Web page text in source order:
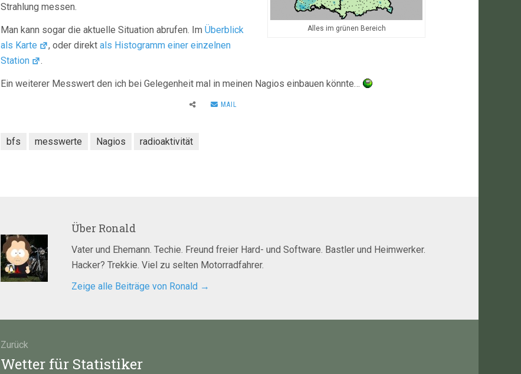
Alles im grünen Bereich
Strahlung messen.
Man kann sogar die aktuelle Situation abrufen. Im Überblick
als Karte
, oder direktals Histogramm einer einzelnen
Station
.
Ein weiterer Messwert den ich bei Gelegenheit mal in meinen Nagios einbauen könnte…
MAIL
bfs messwerte Nagios radioaktivität
Über Ronald
Vater und Ehemann. Techie. Freund freier Hard- und Software. Bastler und Heimwerker.
Hacker? Trekkie. Viel zu selten Motorradfahrer.
Zeige alle Beiträge von Ronald →
Zurück
Vorheriger
Wetter für Statistiker